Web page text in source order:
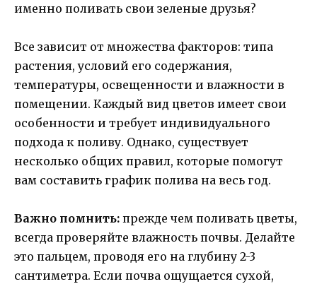
именно поливать свои зеленые друзья?
Все зависит от множества факторов: типа
растения, условий его содержания,
температуры, освещенности и влажности в
помещении. Каждый вид цветов имеет свои
особенности и требует индивидуального
подхода к поливу. Однако, существует
несколько общих правил, которые помогут
вам составить график полива на весь год.
Важно помнить: прежде чем поливать цветы,
всегда проверяйте влажность почвы. Делайте
это пальцем, проводя его на глубину 2-3
сантиметра. Если почва ощущается сухой,